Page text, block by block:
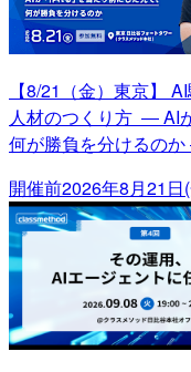
【8/21（金）東京】
人材のつくり方 ― AI
何が勝負を分けるの
開催前2026年8月21日